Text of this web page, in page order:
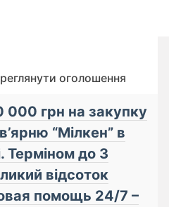
оголошення
000 грн на закупку
“Мілкен” в
Терміном до 3
відсоток
помощь 24/7 –